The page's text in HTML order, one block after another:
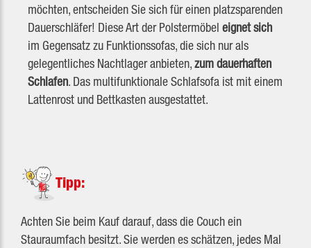
möchten, entscheiden Sie sich für einen platzsparenden
Dauerschläfer! Diese Art der Polstermöbel eignet sich
im Gegensatz zu Funktionssofas, die sich nur als
gelegentliches Nachtlager anbieten,zum dauerhaften
Schlafen. Das multifunktionale Schlafsofa ist mit einem
Lattenrost und Bettkasten ausgestattet.
Tipp:
Achten Sie beim Kauf darauf, dass die Couch ein
Stauraumfach besitzt. Sie werden es schätzen, jedes Mal